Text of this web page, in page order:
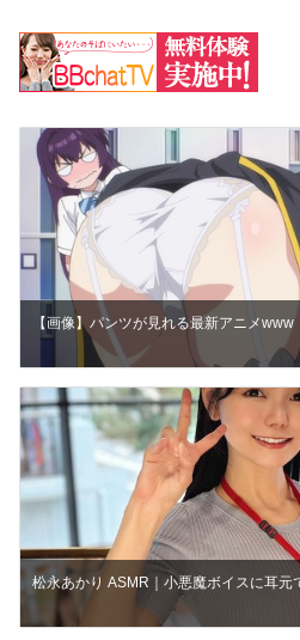
【画像】パンツが見れる最新アニメwww
松永あかり ASMR｜小悪魔ボイスに耳元